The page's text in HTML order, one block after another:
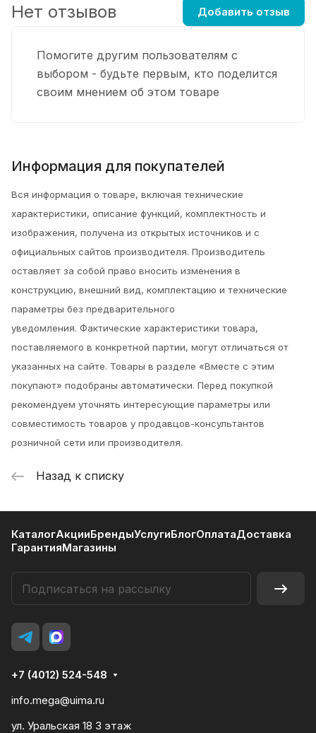
Помогите другим пользователям с
выбором - будьте первым, кто поделится
своим мнением об этом товаре
Нет отзывов Добавить отзыв
Информация для покупателей
Вся информация о товаре, включая технические
характеристики, описание функций, комплектность и
изображения, получена из открытых источников и с
официальных сайтов производителя. Производитель
оставляет за собой право вносить изменения в
конструкцию, внешний вид, комплектацию и технические
параметры без предварительного
уведомления. Фактические характеристики товара,
поставляемого в конкретной партии, могут отличаться от
указанных на сайте. Товары в разделе «Вместе с этим
покупают» подобраны автоматически. Перед покупкой
рекомендуем уточнять интересующие параметры или
совместимость товаров у продавцов-консультантов
розничной сети или производителя.
Назад к списку
КаталогАкцииБрендыУслугиБлогОплатаДоставка
ГарантияМагазины
+7 (4012) 524-548
info.mega@uima.ru
ул. Уральская 18 3 этаж